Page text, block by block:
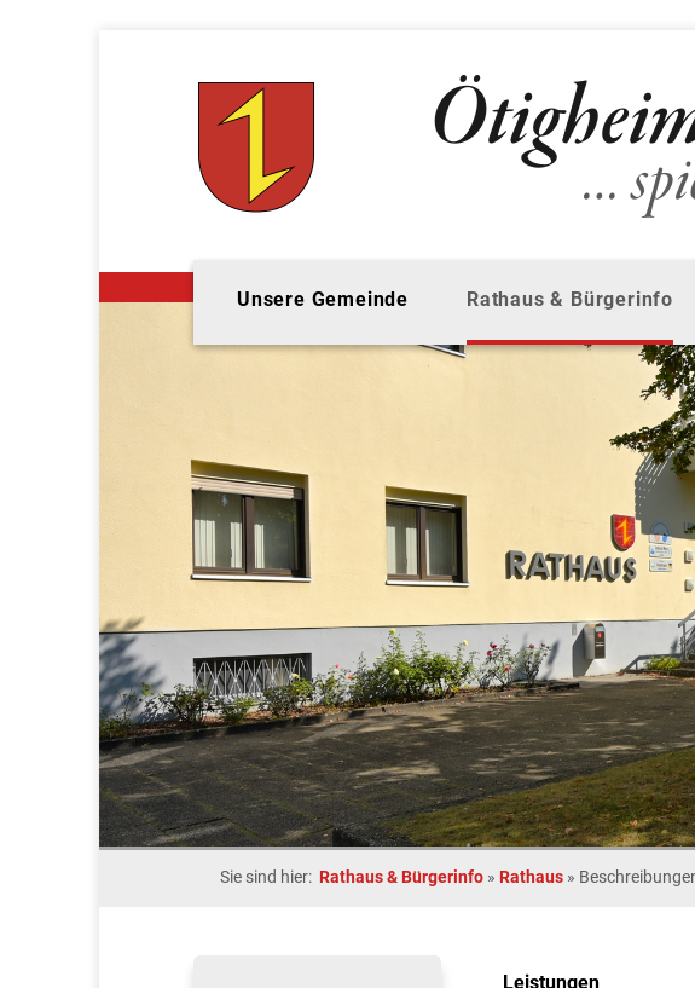
Unsere Gemeinde Rathaus & Bürgerinfo
Sie sind hier: Rathaus & Bürgerinfo » Rathaus »
Leistungen